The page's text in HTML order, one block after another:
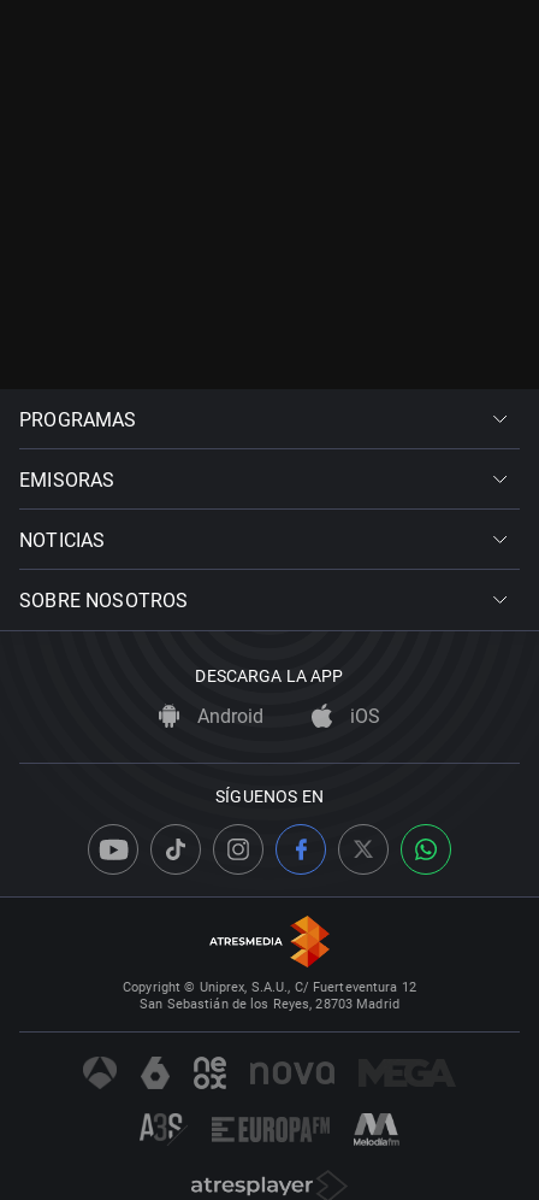
PROGRAMAS
EMISORAS
NOTICIAS
SOBRE NOSOTROS
DESCARGA LA APP
Android iOS
SÍGUENOS EN
Copyright © Uniprex, S.A.U., C/ Fuerteventura 12
San Sebastián de los Reyes, 28703 Madrid